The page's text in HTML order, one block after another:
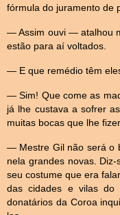
fórmula do juramento de
— Assim ouvi — atalhou
estão para aí voltados.
— E que remédio têm
— Sim! Que come as
já lhe custava a sofrer
muitas bocas que lhe
— Mestre Gil não será o
nela grandes novas.
seu costume que era
das cidades e vilas do
donatários da Coroa